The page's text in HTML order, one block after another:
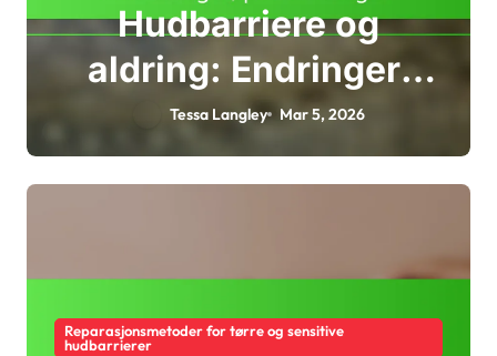
Hudbarriere og
aldring: Endringer,
utfordringer,
pleiestrategier
Tessa Langley Mar 5, 2026
Reparasjonsmetoder for tørre og sensitive
hudbarrierer